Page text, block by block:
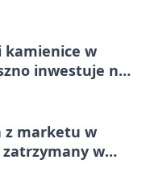
kamienice w
inwestuje na
z marketu w
zatrzymany w